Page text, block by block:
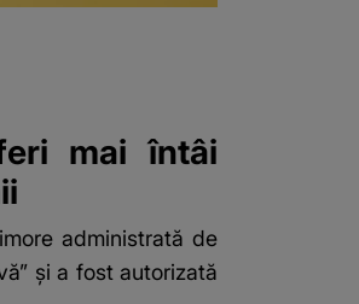
mai întâi
administrată de
şi a fost autorizată